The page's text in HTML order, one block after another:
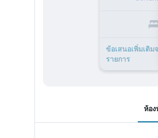
ข้อเสนอเพิ่มเติม
รายการ
ห้อ